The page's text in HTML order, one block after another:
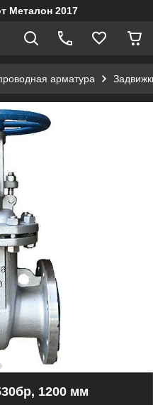
Металон 2017
арматура
1200 мм